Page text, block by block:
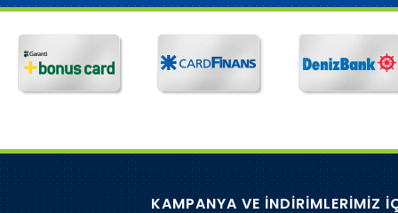
KAMPANYA VE İNDİRİMLERİMİZ